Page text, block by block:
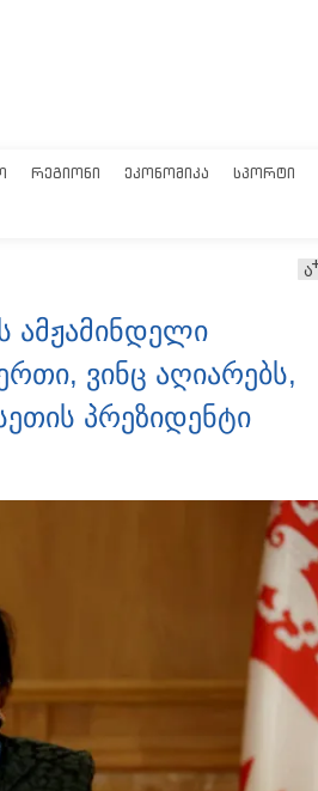
ᲠᲔᲒᲘᲝᲜᲘ ᲔᲙᲝᲜᲝᲛᲘᲙᲐ ᲡᲞᲝᲠᲢᲘ
ა
ამჟამინდელი
ვინც აღიარებს,
პრეზიდენტი